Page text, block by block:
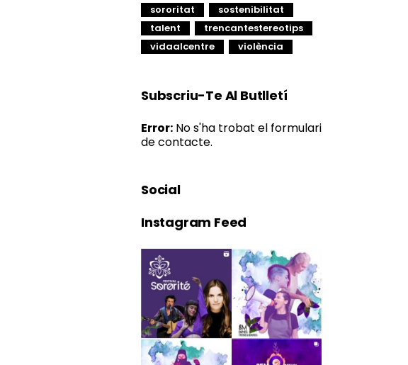
sororitat
sostenibilitat
talent
trencantestereotips
vidaalcentre
violència
Subscriu-Te Al Butlletí
Error: No s'ha trobat el formulari
de contacte.
Social
Instagram Feed